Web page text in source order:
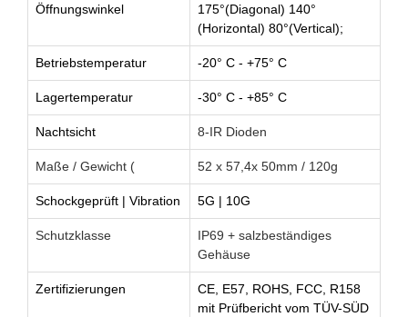
Öffnungswinkel
175°(Diagonal) 140°
(Horizontal) 80°(Vertical);
Betriebstemperatur -20° C - +75° C
Lagertemperatur -30° C - +85° C
Nachtsicht 8-IR Dioden
Maße / Gewicht ( 52 x 57,4x 50mm / 120g
Schockgeprüft | Vibration 5G | 10G
Schutzklasse
IP69 + salzbeständiges
Gehäuse
Zertifizierungen
CE, E57, ROHS, FCC, R158
mit Prüfbericht vom TÜV-SÜD